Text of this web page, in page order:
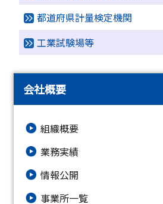
都道府県計量検定機関
工業試験場等
会社概要
組織概要
業務実績
情報公開
事業所一覧